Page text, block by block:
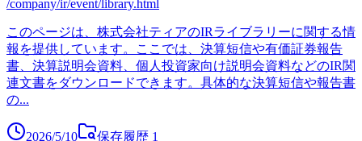
/company/ir/event/library.html
このページは、株式会社ティアのIRライブラリーに関する情
報を提供しています。ここでは、決算短信や有価証券報告
書、決算説明会資料、個人投資家向け説明会資料などのIR関
連文書をダウンロードできます。具体的な決算短信や報告書
の...
2026/5/10 保存履歴 1